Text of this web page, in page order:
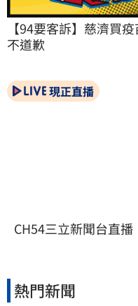
【94要客訴】慈濟買
不道歉
現正直播
CH54三立新聞台直播
熱門新聞